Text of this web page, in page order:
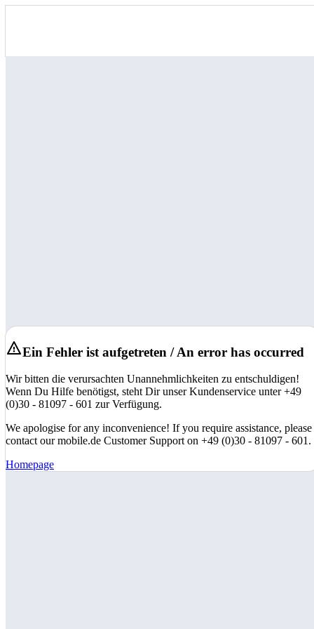
Ein Fehler ist aufgetreten / An error has occurred
Wir bitten die verursachten Unannehmlichkeiten zu entschuldigen!
Wenn Du Hilfe benötigst, steht Dir unser Kundenservice unter +49
(0)30 - 81097 - 601 zur Verfügung.
We apologise for any inconvenience! If you require assistance, please
contact our mobile.de Customer Support on +49 (0)30 - 81097 - 601.
Homepage